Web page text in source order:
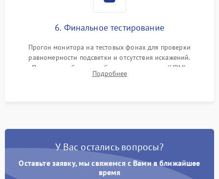
6. Финальное тестирование
Прогон монитора на тестовых фонах для проверки
равномерности подсветки и отсутствия искажений.
Проверка работоспособности всех портов (HDMI,
DisplayPort, VGA) и кнопок управления под нагрузкой в
Подробнее
У Вас остались вопросы?
Оставьте заявку, мы свяжемся с Вами в ближайшее
время